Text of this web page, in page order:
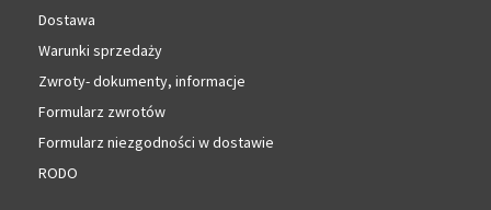
Dostawa
Warunki sprzedaży
Zwroty- dokumenty, informacje
Formularz zwrotów
Formularz niezgodności w dostawie
RODO